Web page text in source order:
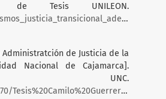
de Tesis UNILEON.
de Justicia de la
Nacional de Cajamarca].
UNC.